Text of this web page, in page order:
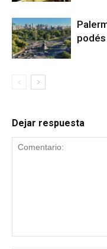
Dejar respuesta